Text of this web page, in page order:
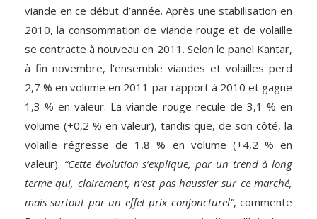
viande en ce début d’année. Après une stabilisation en
2010, la consommation de viande rouge et de volaille
se contracte à nouveau en 2011. Selon le panel Kantar,
à fin novembre, l’ensemble viandes et volailles perd
2,7 % en volume en 2011 par rapport à 2010 et gagne
1,3 % en valeur. La viande rouge recule de 3,1 % en
volume (+0,2 % en valeur), tandis que, de son côté, la
volaille régresse de 1,8 % en volume (+4,2 % en
valeur). “Cette évolution s’explique, par un trend à long
terme qui, clairement, n’est pas haussier sur ce marché,
mais surtout par un effet prix conjoncturel”, commente